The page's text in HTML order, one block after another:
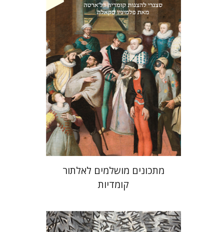
אהובה בלקין עמרי סמית
הנחת אתר ספר מודפס
$42
$38
מתכונים מושלמים לאלתור
קומדיות